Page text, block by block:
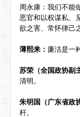
周永康：我们不能
恶官和以权谋私、
欲之害、常怀律己
薄熙来： 廉洁是一
苏荣（全国政协副
清明。
朱明国（广东省政
杆。